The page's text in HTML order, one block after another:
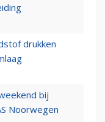
drukken
bij
Noorwegen